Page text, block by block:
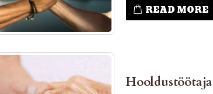
READ MORE
Hooldustöötaja